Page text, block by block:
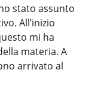
stato assunto
All’inizio
mi ha
materia. A
arrivato al